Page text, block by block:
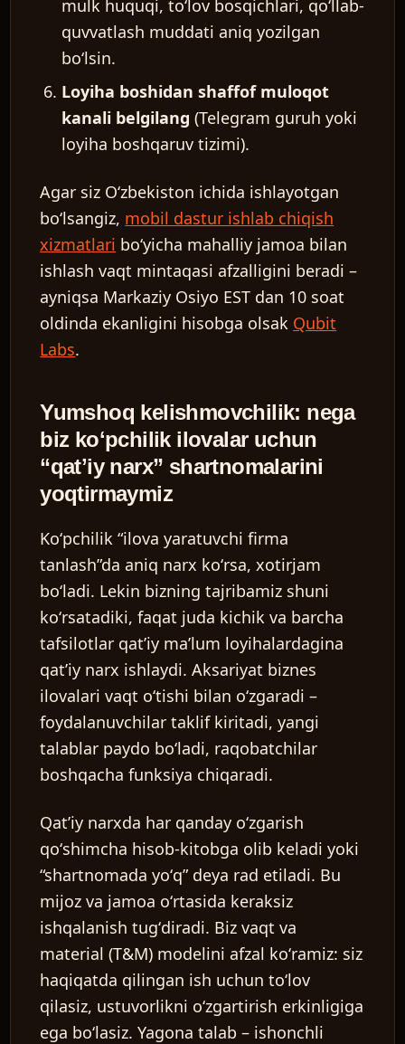
mulk huquqi, toʻlov bosqichlari, qoʻllab-
quvvatlash muddati aniq yozilgan
boʻlsin.
Loyiha boshidan shaffof muloqot
kanali belgilang (Telegram guruh yoki
loyiha boshqaruv tizimi).
Agar siz Oʻzbekiston ichida ishlayotgan
boʻlsangiz, mobil dastur ishlab chiqish
xizmatlari boʻyicha mahalliy jamoa bilan
ishlash vaqt mintaqasi afzalligini beradi –
ayniqsa Markaziy Osiyo EST dan 10 soat
oldinda ekanligini hisobga olsak Qubit
Labs.
Yumshoq kelishmovchilik: nega
biz koʻpchilik ilovalar uchun
“qatʼiy narx” shartnomalarini
yoqtirmaymiz
Koʻpchilik “ilova yaratuvchi firma
tanlash”da aniq narx koʻrsa, xotirjam
boʻladi. Lekin bizning tajribamiz shuni
koʻrsatadiki, faqat juda kichik va barcha
tafsilotlar qatʼiy maʼlum loyihalardagina
qatʼiy narx ishlaydi. Aksariyat biznes
ilovalari vaqt oʻtishi bilan oʻzgaradi –
foydalanuvchilar taklif kiritadi, yangi
talablar paydo boʻladi, raqobatchilar
boshqacha funksiya chiqaradi.
Qatʼiy narxda har qanday oʻzgarish
qoʻshimcha hisob-kitobga olib keladi yoki
“shartnomada yoʻq” deya rad etiladi. Bu
mijoz va jamoa oʻrtasida keraksiz
ishqalanish tugʻdiradi. Biz vaqt va
material (T&M) modelini afzal koʻramiz: siz
haqiqatda qilingan ish uchun toʻlov
qilasiz, ustuvorlikni oʻzgartirish erkinligiga
ega boʻlasiz. Yagona talab – ishonchli